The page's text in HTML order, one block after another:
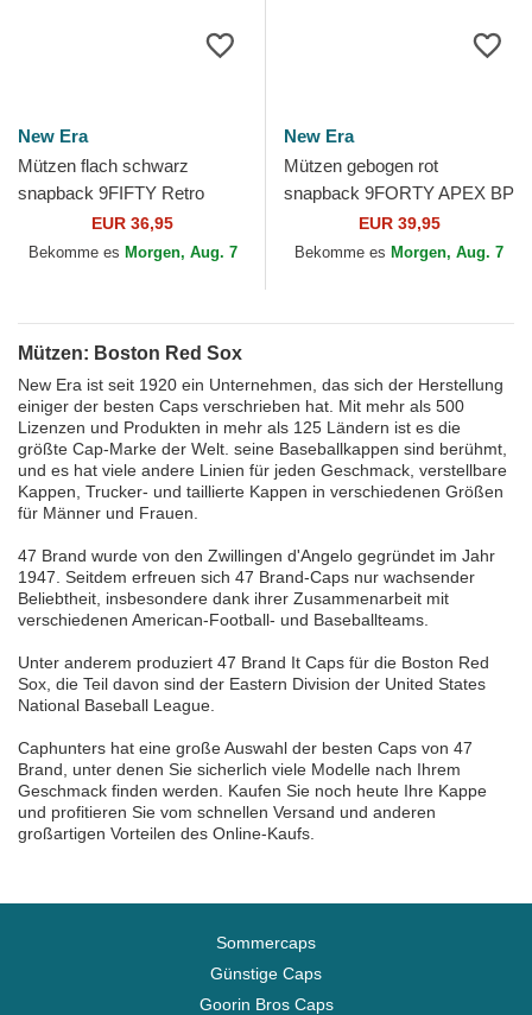
New Era
Mützen flach schwarz
snapback 9FIFTY Retro
Crown Plaid der Boston Red
Sox MLB von New Era
EUR 36,95
Bekomme es Morgen, Aug. 7
New Era
Mützen gebogen rot
snapback 9FORTY APEX BP
Letters der Boston Red Sox
MLB von New Era
EUR 39,95
Bekomme es Morgen, Aug. 7
Mützen: Boston Red Sox
New Era ist seit 1920 ein Unternehmen, das sich der Herstellung
einiger der besten Caps verschrieben hat. Mit mehr als 500
Lizenzen und Produkten in mehr als 125 Ländern ist es die
größte Cap-Marke der Welt. seine Baseballkappen sind berühmt,
und es hat viele andere Linien für jeden Geschmack, verstellbare
Kappen, Trucker- und taillierte Kappen in verschiedenen Größen
für Männer und Frauen.
47 Brand wurde von den Zwillingen d'Angelo gegründet im Jahr
1947. Seitdem erfreuen sich 47 Brand-Caps nur wachsender
Beliebtheit, insbesondere dank ihrer Zusammenarbeit mit
verschiedenen American-Football- und Baseballteams.
Unter anderem produziert 47 Brand It Caps für die Boston Red
Sox, die Teil davon sind der Eastern Division der United States
National Baseball League.
Caphunters hat eine große Auswahl der besten Caps von 47
Brand, unter denen Sie sicherlich viele Modelle nach Ihrem
Geschmack finden werden. Kaufen Sie noch heute Ihre Kappe
und profitieren Sie vom schnellen Versand und anderen
großartigen Vorteilen des Online-Kaufs.
Sommercaps
Günstige Caps
Goorin Bros Caps